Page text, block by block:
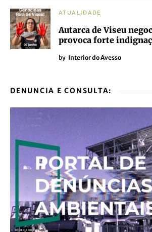
ATUALIDADE
Autarca de Viseu
provoca forte
by Interior do Avesso
DENUNCIA E CONSULTA: